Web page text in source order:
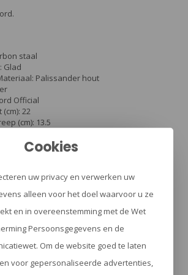
staal
Glad
Palissander hout
Official
22
(cm): 13.5
IV wapen, zoals omschreven in de
(WWM). Op grond van deze wet, is het
van 18 jaren nog niet hebben bereikt
voorhanden te hebben. Volgens deze wet is
Cookies
uw privacy en verwerken uw
alleen voor het doel waarvoor u ze
en in overeenstemming met de Wet
Persoonsgegevens en de
Om de website goed te laten
voor gepersonaliseerde advertenties,